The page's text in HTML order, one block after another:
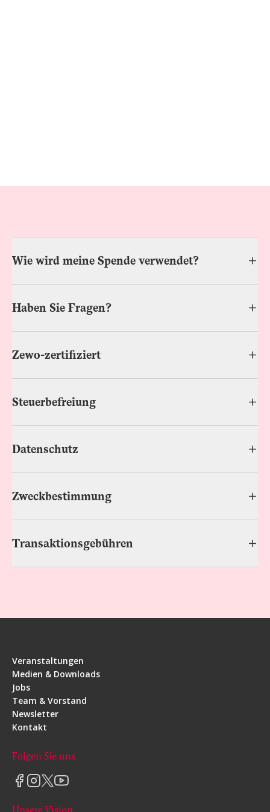
Wie wird meine Spende verwendet?
Haben Sie Fragen?
Zewo-zertifiziert
Steuerbefreiung
Datenschutz
Zweckbestimmung
Transaktionsgebühren
Veranstaltungen
Medien & Downloads
Jobs
Team & Vorstand
Newsletter
Kontakt
Folgen Sie uns
Unsere Vision